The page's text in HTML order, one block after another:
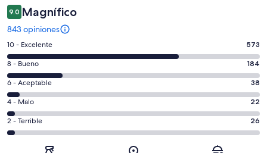
9.0 Magnífico
843 opiniones
Puntuación
de
10,
es
decir,
Excelente.
Basada
en
10 - Excelente 573
Puntuación
de
8,
es
decir,
Bueno.
Basada
8 - Bueno 184
Puntuación
de
6,
es
decir,
Aceptable.
6 - Aceptable 38
Puntuación
de
4,
4 - Malo 22
Puntuación
de
2 - Terrible 26